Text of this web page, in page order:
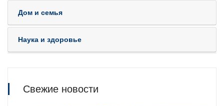
Дом и семья
Наука и здоровье
Свежие новости